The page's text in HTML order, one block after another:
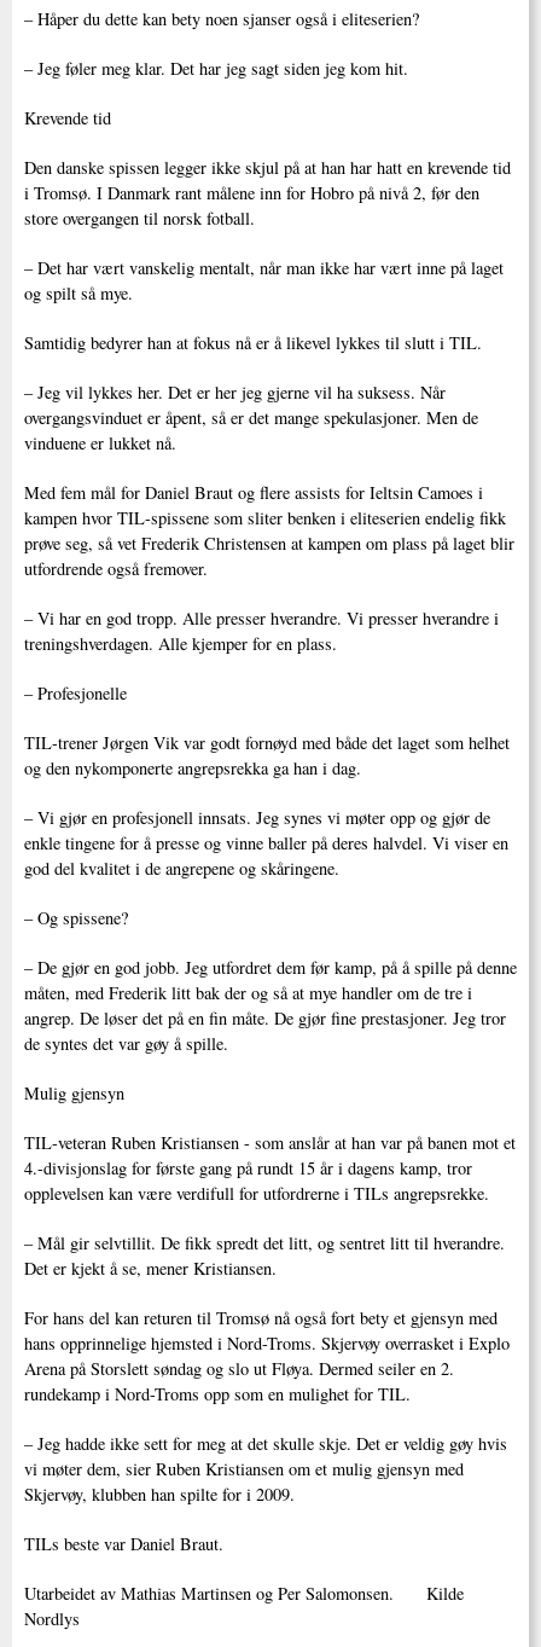
– Håper du dette kan bety noen sjanser også i eliteserien?
– Jeg føler meg klar. Det har jeg sagt siden jeg kom hit.
Krevende tid
Den danske spissen legger ikke skjul på at han har hatt en krevende tid
i Tromsø. I Danmark rant målene inn for Hobro på nivå 2, før den
store overgangen til norsk fotball.
– Det har vært vanskelig mentalt, når man ikke har vært inne på laget
og spilt så mye.
Samtidig bedyrer han at fokus nå er å likevel lykkes til slutt i TIL.
– Jeg vil lykkes her. Det er her jeg gjerne vil ha suksess. Når
overgangsvinduet er åpent, så er det mange spekulasjoner. Men de
vinduene er lukket nå.
Med fem mål for Daniel Braut og flere assists for Ieltsin Camoes i
kampen hvor TIL-spissene som sliter benken i eliteserien endelig fikk
prøve seg, så vet Frederik Christensen at kampen om plass på laget blir
utfordrende også fremover.
– Vi har en god tropp. Alle presser hverandre. Vi presser hverandre i
treningshverdagen. Alle kjemper for en plass.
– Profesjonelle
TIL-trener Jørgen Vik var godt fornøyd med både det laget som helhet
og den nykomponerte angrepsrekka ga han i dag.
– Vi gjør en profesjonell innsats. Jeg synes vi møter opp og gjør de
enkle tingene for å presse og vinne baller på deres halvdel. Vi viser en
god del kvalitet i de angrepene og skåringene.
– Og spissene?
– De gjør en god jobb. Jeg utfordret dem før kamp, på å spille på denne
måten, med Frederik litt bak der og så at mye handler om de tre i
angrep. De løser det på en fin måte. De gjør fine prestasjoner. Jeg tror
de syntes det var gøy å spille.
Mulig gjensyn
TIL-veteran Ruben Kristiansen - som anslår at han var på banen mot et
4.-divisjonslag for første gang på rundt 15 år i dagens kamp, tror
opplevelsen kan være verdifull for utfordrerne i TILs angrepsrekke.
– Mål gir selvtillit. De fikk spredt det litt, og sentret litt til hverandre.
Det er kjekt å se, mener Kristiansen.
For hans del kan returen til Tromsø nå også fort bety et gjensyn med
hans opprinnelige hjemsted i Nord-Troms. Skjervøy overrasket i Explo
Arena på Storslett søndag og slo ut Fløya. Dermed seiler en 2.
rundekamp i Nord-Troms opp som en mulighet for TIL.
– Jeg hadde ikke sett for meg at det skulle skje. Det er veldig gøy hvis
vi møter dem, sier Ruben Kristiansen om et mulig gjensyn med
Skjervøy, klubben han spilte for i 2009.
TILs beste var Daniel Braut.
Utarbeidet av Mathias Martinsen og Per Salomonsen. Kilde
Nordlys